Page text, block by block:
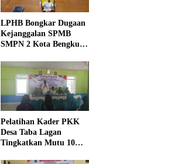
LPHB Bongkar Dugaan
Kejanggalan SPMB
SMPN 2 Kota Bengkulu,
Menyeluruh
Pelatihan Kader PKK
Desa Taba Lagan
Tingkatkan Mutu 10